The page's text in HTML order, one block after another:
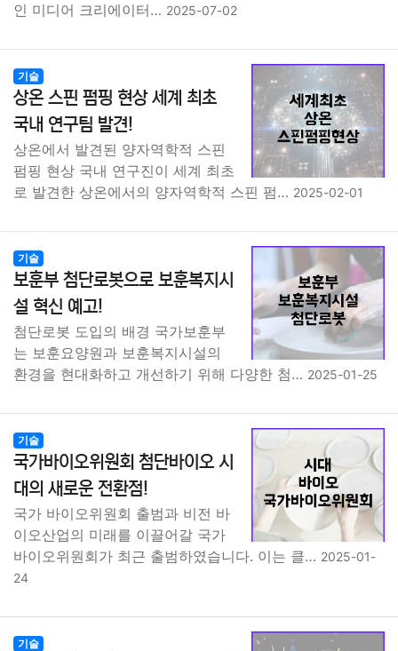
인 미디어 크리에이터… 2025-07-02
기술
상온 스핀 펌핑 현상 세계 최초
국내 연구팀 발견!
상온에서 발견된 양자역학적 스핀
펌핑 현상 국내 연구진이 세계 최초
로 발견한 상온에서의 양자역학적 스핀 펌… 2025-02-01
기술
보훈부 첨단로봇으로 보훈복지시
설 혁신 예고!
첨단로봇 도입의 배경 국가보훈부
는 보훈요양원과 보훈복지시설의
환경을 현대화하고 개선하기 위해 다양한 첨… 2025-01-25
기술
국가바이오위원회 첨단바이오 시
대의 새로운 전환점!
국가 바이오위원회 출범과 비전 바
이오산업의 미래를 이끌어갈 국가
바이오위원회가 최근 출범하였습니다. 이는 클… 2025-01-
24
기술